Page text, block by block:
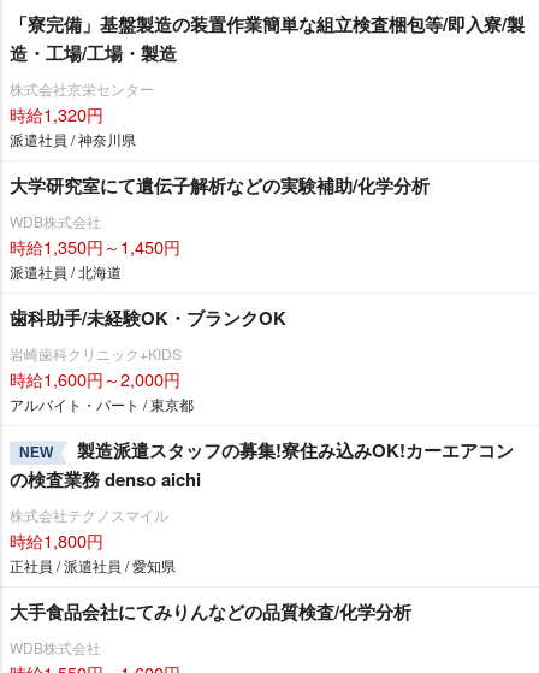
「寮完備」基盤製造の装置作業簡単な組立検査梱包等/即入寮/製
造・工場/工場・製造
株式会社京栄センター
時給1,320円
派遣社員 / 神奈川県
大学研究室にて遺伝子解析などの実験補助/化学分析
WDB株式会社
時給1,350円～1,450円
派遣社員 / 北海道
歯科助手/未経験OK・ブランクOK
崎歯科クリニック+KIDS
時給1,600円～2,000円
アルバイト・パート / 東京都
NEW
製造派遣スタッフの募集!寮住み込みOK!カーエアコン
の検査業務 denso aichi
株式会社テクノスマイル
時給1,800円
正社員 / 派遣社員 / 愛知県
大手食品会社にてみりんなどの品質検査/化学分析
WDB株式会社